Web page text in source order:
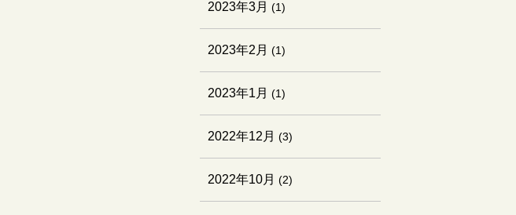
2023年3月 (1)
2023年2月 (1)
2023年1月 (1)
2022年12月 (3)
2022年10月 (2)